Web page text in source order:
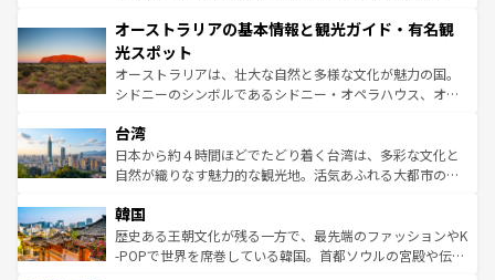
文化が魅力。旅行者はアメリカの各地域で異なる魅力を楽
しみながら、その多様性と豊かな歴史を感じることができ
るだろう。車でのロードトリップや列車の旅も、アメリカ
ならではの贅沢な旅のスタイルだ。 なお、新着のアメリカ
情報は コンテンツ一覧 を参照してほしい。
ワイ島は見逃せない。また、定番の観光地といえばオアフ
島だが、静かな自然を求めるならマウイ島やカウアイ島が
おすすめ。エメラルドグリーンに輝く海をはじめ、豊かな
文化や歴史が息づいている。「アロハスピリット」と呼ば
人々、おいしいローカルフードやハワイアンミュージッ
ク、伝統的なフラダンスなど、すべてがハワイの魅力を彩
っている。訪れるたびに新しい発見と感動が待っているハ
はコンテンツ一覧
オーストラリアの基本情報と観光ガイド・有名観
光スポット
オーストラリアは、壮大な自然と多様な文化が魅力の国。
シドニーのシンボルであるシドニー・オペラハウス、オー
リアリーフや大陸中央部にそびえるウルル（エアーズロッ
ク）、タスマニアの美しい原生林やケアンズの熱帯雨林な
ど、見どころがたくさん。また、カフェやワイン、オージ
いる。アクティビティも充実しており、サーフィンやダイ
ビング、ハイキングなど、アウトドア好きにはたまらな
い。オーストラリアの多彩な魅力を存分に味わいつくそ
台湾
日本から約４時間ほどでたどり着く台湾は、多彩な文化と
自然が織りなす魅力的な観光地。活気あふれる大都市の台
ン）、静ひつな山岳地帯である台湾東部など、都市の喧騒
と山間の静けさが共存しており、訪れる人に新しい発見と
驚きをもたらしてくれる。また、奥深い台湾の食文化も魅
韓国
歴史ある王朝文化が残る一方で、最先端のファッションやK
-POPで世界を席巻している韓国。首都ソウルの宮殿や伝統